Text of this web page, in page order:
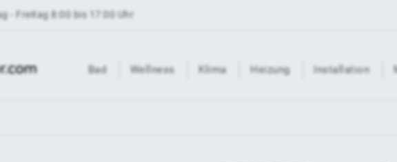
- Freitag 8:00 bis 17:00 Uhr
Bad Wellness Klima Heizung Installation